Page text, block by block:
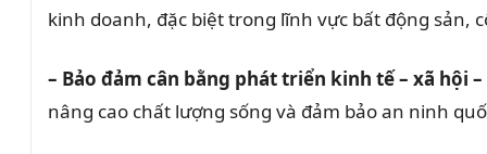
kinh doanh, đặc biệt trong lĩnh vực bất động sản,
– Bảo đảm cân bằng phát triển kinh tế – xã hội
nâng cao chất lượng sống và đảm bảo an ninh